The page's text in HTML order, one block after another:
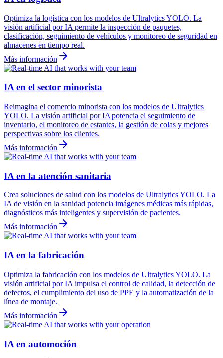
Optimiza la logística con los modelos de Ultralytics YOLO. La
visión artificial por IA permite la inspección de paquetes,
clasificación, seguimiento de vehículos y monitoreo de seguridad en
almacenes en tiempo real.
Más información
IA en el sector minorista
Reimagina el comercio minorista con los modelos de Ultralytics
YOLO. La visión artificial por IA potencia el seguimiento de
inventario, el monitoreo de estantes, la gestión de colas y mejores
perspectivas sobre los clientes.
Más información
IA en la atención sanitaria
Crea soluciones de salud con los modelos de Ultralytics YOLO. La
IA de visión en la sanidad potencia imágenes médicas más rápidas,
diagnósticos más inteligentes y supervisión de pacientes.
Más información
IA en la fabricación
Optimiza la fabricación con los modelos de Ultralytics YOLO. La
visión artificial por IA impulsa el control de calidad, la detección de
defectos, el cumplimiento del uso de PPE y la automatización de la
línea de montaje.
Más información
IA en automoción